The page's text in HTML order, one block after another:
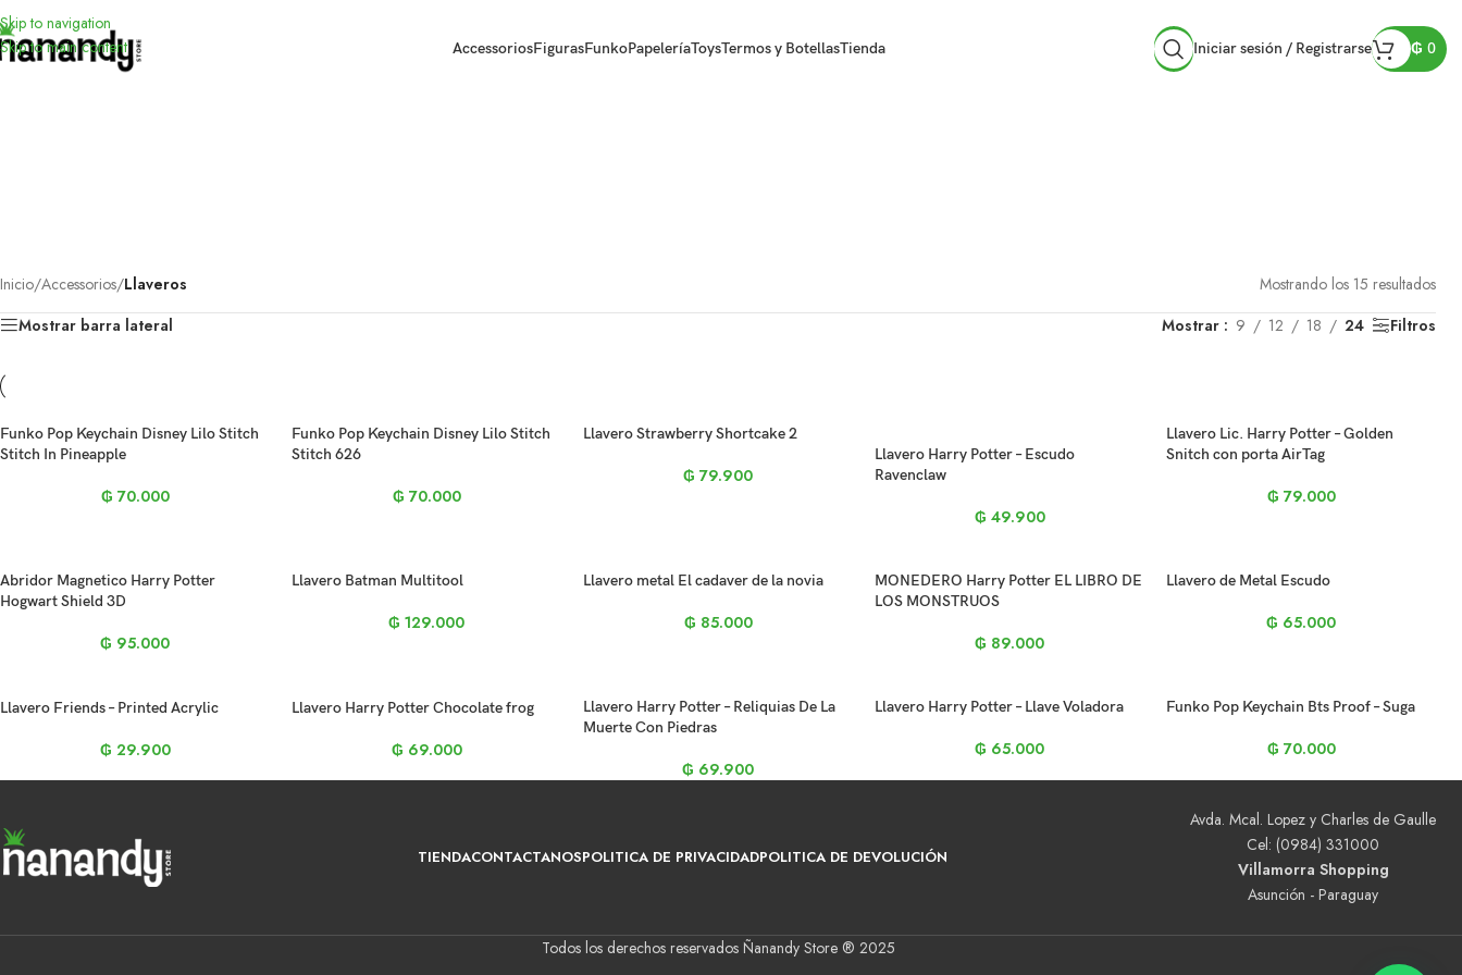
Skip to navigation
Skip to main content
AccessoriosFigurasFunkoPapeleríaToysTermos y BotellasTienda Iniciar sesión / Registrarse ₲ 0
Inicio/Accessorios/Llaveros
Mostrando los 15 resultados
Mostrar barra lateral
Mostrar 9 12 18 24 Filtros
Funko Pop Keychain Disney Lilo Stitch
Stitch In Pineapple
₲ 70.000
Funko Pop Keychain Disney Lilo Stitch
Stitch 626
₲ 70.000
Llavero Strawberry Shortcake 2
₲ 79.900
Llavero Harry Potter – Escudo
Ravenclaw
₲ 49.900
Llavero Lic. Harry Potter – Golden
Snitch con porta AirTag
₲ 79.000
Abridor Magnetico Harry Potter
Hogwart Shield 3D
₲ 95.000
Llavero Batman Multitool
₲ 129.000
Llavero metal El cadaver de la novia
₲ 85.000
MONEDERO Harry Potter EL LIBRO DE
LOS MONSTRUOS
₲ 89.000
Llavero de Metal Escudo
₲ 65.000
Llavero Friends – Printed Acrylic
₲ 29.900
Llavero Harry Potter Chocolate frog
₲ 69.000
Llavero Harry Potter – Reliquias De La
Muerte Con Piedras
₲ 69.900
Llavero Harry Potter – Llave Voladora
₲ 65.000
Funko Pop Keychain Bts Proof – Suga
₲ 70.000
TIENDACONTACTANOSPOLITICA DE PRIVACIDADPOLITICA DE DEVOLUCIÓN
Avda. Mcal. Lopez y Charles de Gaulle
Cel: (0984) 331000
Villamorra Shopping
Asunción - Paraguay
Todos los derechos reservados Ñanandy Store ® 2025